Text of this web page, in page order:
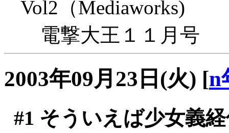
Vol2（Mediaworks)
電撃大王１１月号
2003年09月23日(火) [n
#1 そういえば少女義